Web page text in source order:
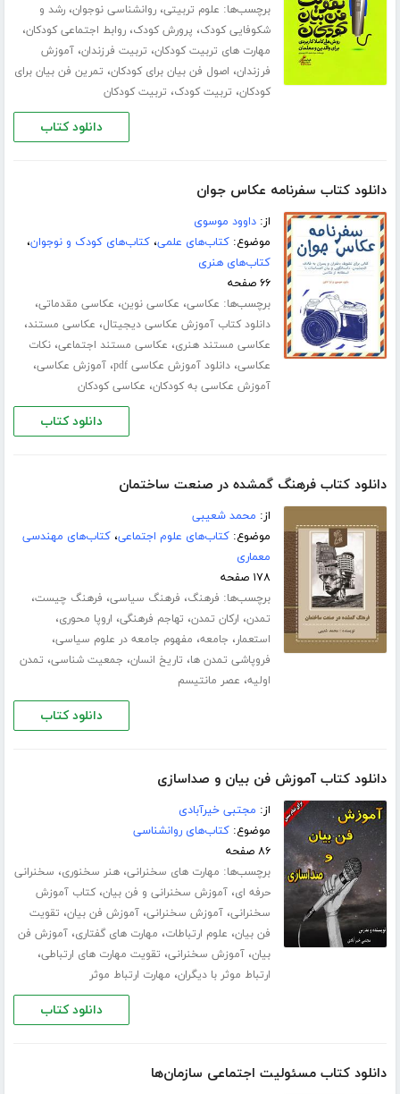
برچسب‌ها: علوم تربیتی،روانشناسی نوجوان،رشد و
شکوفایی کودک، پرورش کودک،روابط اجتماعی کودکان،
مهارت های تربیت کودکان، تربیت فرزندان،آموزش
فرزندان، اصول فن بیان برای کودکان، تمرین فن بیان برای
کودکان، تربیت کودک، تربیت کودکان
دانلود کتاب
دانلود کتاب سفرنامه عکاس جوان
از:داوود موسوی
موضوع:کتاب‌های علمی،کتاب‌های کودک و نوجوان،
کتاب‌های هنری
۶۶ صفحه
برچسب‌ها: عکاسی، عکاسی نوین، عکاسی مقدماتی،
دانلود کتاب آموزش عکاسی دیجیتال، عکاسی مستند،
عکاسی مستند هنری، عکاسی مستند اجتماعی،نکات
عکاسی،دانلود آموزش عکاسی pdf ،آموزش عکاسی،
آموزش عکاسی به کودکان، عکاسی کودکان
دانلود کتاب
دانلود کتاب فرهنگ گمشده در صنعت ساختمان
از: محمد شعیبی
موضوع:کتاب‌های علوم اجتماعی،کتاب‌های مهندسی
معماری
۱۷۸ صفحه
برچسب‌ها: فرهنگ، فرهنگ سیاسی، فرهنگ چیست،
تمدن، ارکان تمدن، تهاجم فرهنگی، اروپا محوری،
استعمار، جامعه، مفهوم جامعه در علوم سیاسی،
فروپاشی تمدن ها، تاریخ انسان، جمعیت شناسی، تمدن
اولیه، عصر مانتیسم
دانلود کتاب
دانلود کتاب آموزش فن بیان و صداسازی
از: مجتبی خیرآبادی
موضوع:کتاب‌های روانشناسی
۸۶ صفحه
برچسب‌ها: مهارت های سخنرانی،هنر سخنوری، سخنرانی
حرفه ای،آموزش سخنرانی و فن بیان،کتاب آموزش
سخنرانی،آموزش سخنرانی،آموزش فن بیان، تقویت
فن بیان، علوم ارتباطات، مهارت های گفتاری،آموزش فن
بیان،آموزش سخنرانی، تقویت مهارت های ارتباطی،
ارتباط موثر با دیگران، مهارت ارتباط موثر
دانلود کتاب
دانلود کتاب مسئولیت اجتماعی سازمان‌ها